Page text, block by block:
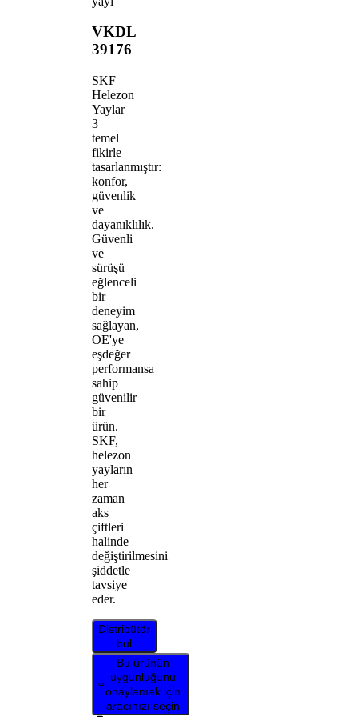
VKDL
39176
SKF
Helezon
Yaylar
3
temel
fikirle
tasarlanmıştır:
konfor,
güvenlik
ve
dayanıklılık.
Güvenli
ve
sürüşü
eğlenceli
bir
deneyim
sağlayan,
OE'ye
eşdeğer
performansa
sahip
güvenilir
bir
ürün.
SKF,
helezon
yayların
her
zaman
aks
çiftleri
halinde
değiştirilmesini
şiddetle
tavsiye
eder.
Distribütör
bul
Bu ürünün
uygunluğunu
onaylamak için
aracınızı seçin